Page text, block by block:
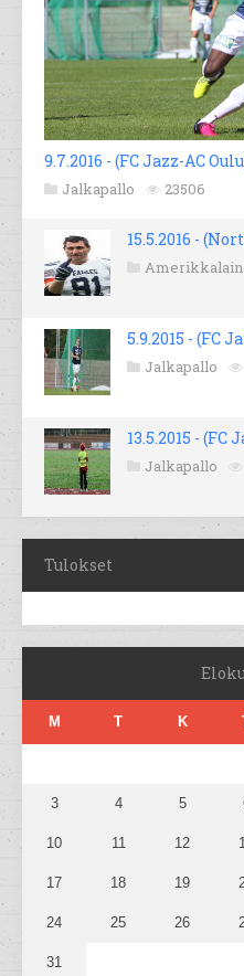
9.7.2016 - (FC Jazz-AC
Jalkapallo 23506
15.5.2016 -
5.9.2015 - (FC
Jalkapallo
13.5.2015 - (FC
Jalkapallo
Tulokset
M T K
3 4 5
10 11 12
17 18 19
24 25 26
31